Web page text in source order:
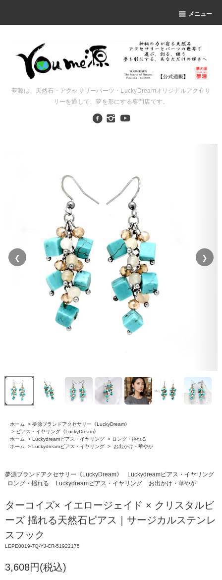
メニュー
夢源は、天然石・アクセサリーパーツ・LuckyDreamオリジナルアクセサ
リーを通して、夢を形にする専門店です。
❮ ❯
ホーム > 夢源ブランドアクセサリー《LuckyDream》
> ピアス・イヤリング《LuckyDream》
ホーム
> Luckydreamピアス・イヤリング > ロング・揺れる
ホーム
> Luckydreamピアス・イヤリング > お出かけ・華やか
夢源ブランドアクセサリー《LuckyDream》
Luckydreamピアス・イヤリング
ロング・揺れる
Luckydreamピアス・イヤリング お出かけ・華やか
ターコイズ× イエロージェイド × クリスタルビ
ーズ 揺れる天然石ピアス｜サージカルステンレ
スフック
LEPE0019-TQ-YJ-CR-51922175
3,608円(税込)